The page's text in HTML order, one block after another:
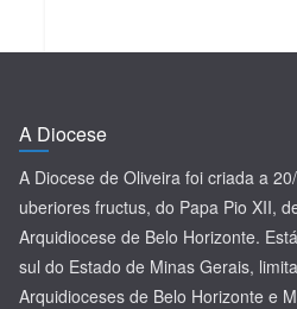
A Diocese
A Diocese de Oliveira foi criada a
uberiores fructus, do Papa Pio XII,
Arquidiocese de Belo Horizonte.
sul do Estado de Minas Gerais,
Arquidioceses de Belo Horizonte e